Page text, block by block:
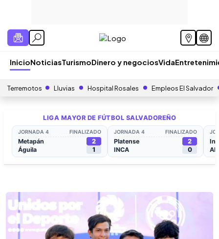
InicioNoticiasTurismoDinero y negociosVida
Terremotos Lluvias Hospital Rosales Empleos El Salvador